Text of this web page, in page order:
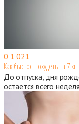
0 1 021
Как быстро похудеть на 7
До отпуска, дня
остается всего